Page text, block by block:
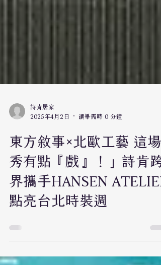
2025年4月2日
讀畢需時 0 分鐘
東方敘事×北歐工藝 這場
秀有點『戲』！」詩肯跨
界攜手HANSEN ATELIER
點亮台北時裝週